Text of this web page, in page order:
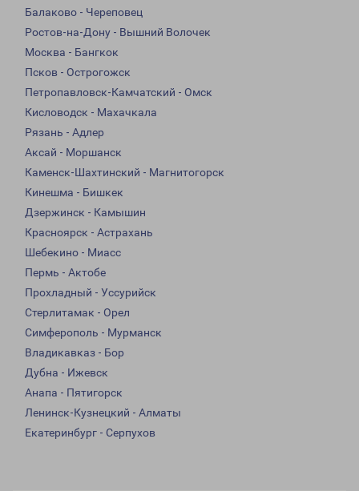
Балаково - Череповец
Ростов-на-Дону - Вышний Волочек
Москва - Бангкок
Псков - Острогожск
Петропавловск-Камчатский - Омск
Кисловодск - Махачкала
Рязань - Адлер
Аксай - Моршанск
Каменск-Шахтинский - Магнитогорск
Кинешма - Бишкек
Дзержинск - Камышин
Красноярск - Астрахань
Шебекино - Миасс
Пермь - Актобе
Прохладный - Уссурийск
Стерлитамак - Орел
Симферополь - Мурманск
Владикавказ - Бор
Дубна - Ижевск
Анапа - Пятигорск
Ленинск-Кузнецкий - Алматы
Екатеринбург - Серпухов